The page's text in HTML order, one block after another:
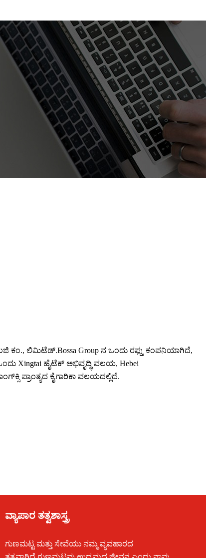
ಕಂ., ಲಿಮಿಟೆಡ್.Bossa Group ನ ಒಂದು ರಫ್ತು ಕಂಪನಿಯಾಗಿದೆ,
Xingtai ಹೈಟೆಕ್ ಅಭಿವೃದ್ಧಿ ವಲಯ, Hebei
ಪ್ರಾಂತ್ಯದ ಕೈಗಾರಿಕಾ ವಲಯದಲ್ಲಿದೆ.
ವ್ಯಾಪಾರ ತತ್ವಶಾಸ್ತ್ರ
ಗುಣಮಟ್ಟ ಮತ್ತು ಸೇವೆಯು ನಮ್ಮ ವ್ಯವಹಾರದ